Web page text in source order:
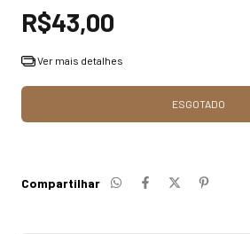
R$43,00
Ver mais detalhes
Compartilhar